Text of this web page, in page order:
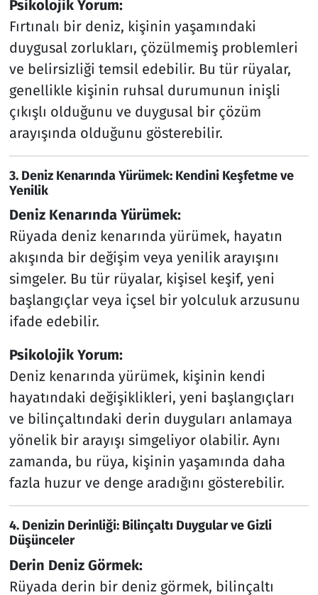
Psikolojik Yorum:
Fırtınalı bir deniz, kişinin yaşamındaki
duygusal zorlukları, çözülmemiş problemleri
ve belirsizliği temsil edebilir. Bu tür rüyalar,
genellikle kişinin ruhsal durumunun inişli
çıkışlı olduğunu ve duygusal bir çözüm
arayışında olduğunu gösterebilir.
3. Deniz Kenarında Yürümek: Kendini Keşfetme ve
Yenilik
Deniz Kenarında Yürümek:
Rüyada deniz kenarında yürümek, hayatın
akışında bir değişim veya yenilik arayışını
simgeler. Bu tür rüyalar, kişisel keşif, yeni
başlangıçlar veya içsel bir yolculuk arzusunu
ifade edebilir.
Psikolojik Yorum:
Deniz kenarında yürümek, kişinin kendi
hayatındaki değişiklikleri, yeni başlangıçları
ve bilinçaltındaki derin duyguları anlamaya
yönelik bir arayışı simgeliyor olabilir. Aynı
zamanda, bu rüya, kişinin yaşamında daha
fazla huzur ve denge aradığını gösterebilir.
4. Denizin Derinliği: Bilinçaltı Duygular ve Gizli
Düşünceler
Derin Deniz Görmek:
Rüyada derin bir deniz görmek, bilinçaltı